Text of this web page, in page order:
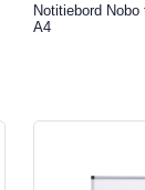
Notitiebord
A4